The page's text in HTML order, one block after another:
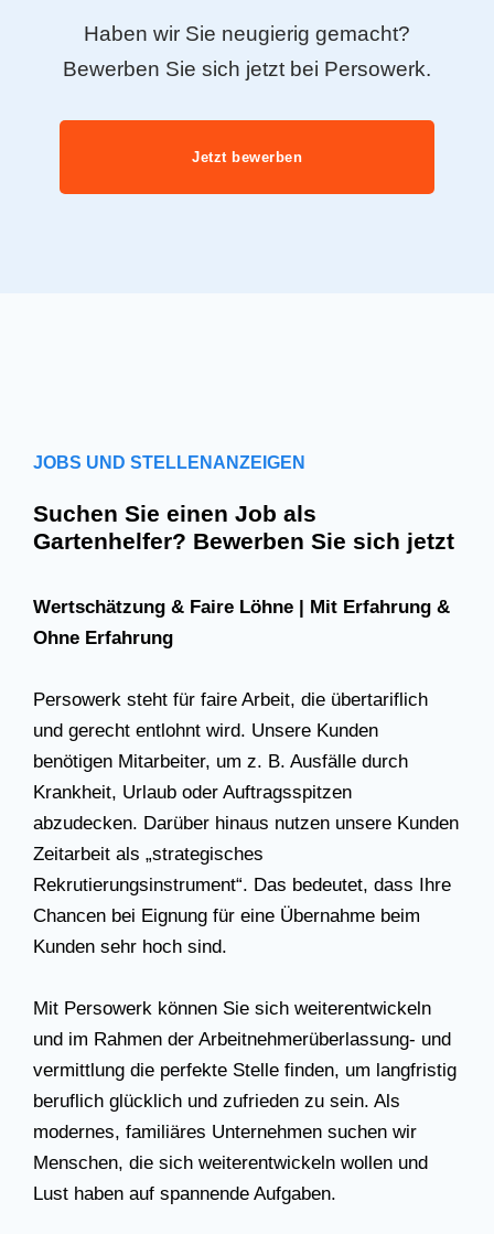
Haben wir Sie neugierig gemacht?
Bewerben Sie sich jetzt bei Persowerk.
Jetzt bewerben
JOBS UND STELLENANZEIGEN
Suchen Sie einen Job als
Gartenhelfer? Bewerben Sie sich jetzt
Wertschätzung & Faire Löhne | Mit Erfahrung &
Ohne Erfahrung
Persowerk steht für faire Arbeit, die übertariflich
und gerecht entlohnt wird. Unsere Kunden
benötigen Mitarbeiter, um z. B. Ausfälle durch
Krankheit, Urlaub oder Auftragsspitzen
abzudecken. Darüber hinaus nutzen unsere Kunden
Zeitarbeit als „strategisches
Rekrutierungsinstrument“. Das bedeutet, dass Ihre
Chancen bei Eignung für eine Übernahme beim
Kunden sehr hoch sind.
Mit Persowerk können Sie sich weiterentwickeln
und im Rahmen der Arbeitnehmerüberlassung- und
vermittlung die perfekte Stelle finden, um langfristig
beruflich glücklich und zufrieden zu sein. Als
modernes, familiäres Unternehmen suchen wir
Menschen, die sich weiterentwickeln wollen und
Lust haben auf spannende Aufgaben.